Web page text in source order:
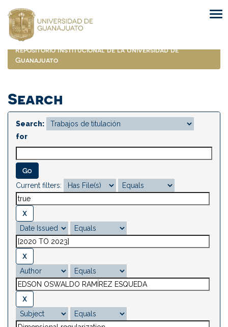
navigation
Repositorio Institucional de la Universidad de
Guanajuato
Search
Search:
for
Current filters: